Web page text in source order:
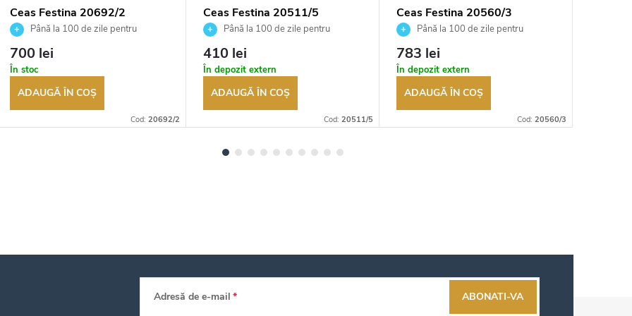
Ceas Festina 20692/2
Până la 100 de zile pentru
returnarea bunurilor. Vânzător
autorizat
700 lei
În stoc
ADAUGĂ ÎN COŞ
Cod: 20692/2
Ceas Festina 20511/5
Până la 100 de zile pentru
returnarea bunurilor. Vânzător
autorizat
410 lei
În depozit extern
ADAUGĂ ÎN COŞ
Cod: 20511/5
Ceas Festina 20560/3
Până la 100 de zile pentru
returnarea bunurilor. Vânzător
autorizat
783 lei
În depozit extern
ADAUGĂ ÎN COŞ
Cod: 20560/3
Adresă de e-mail ABONATI-VA